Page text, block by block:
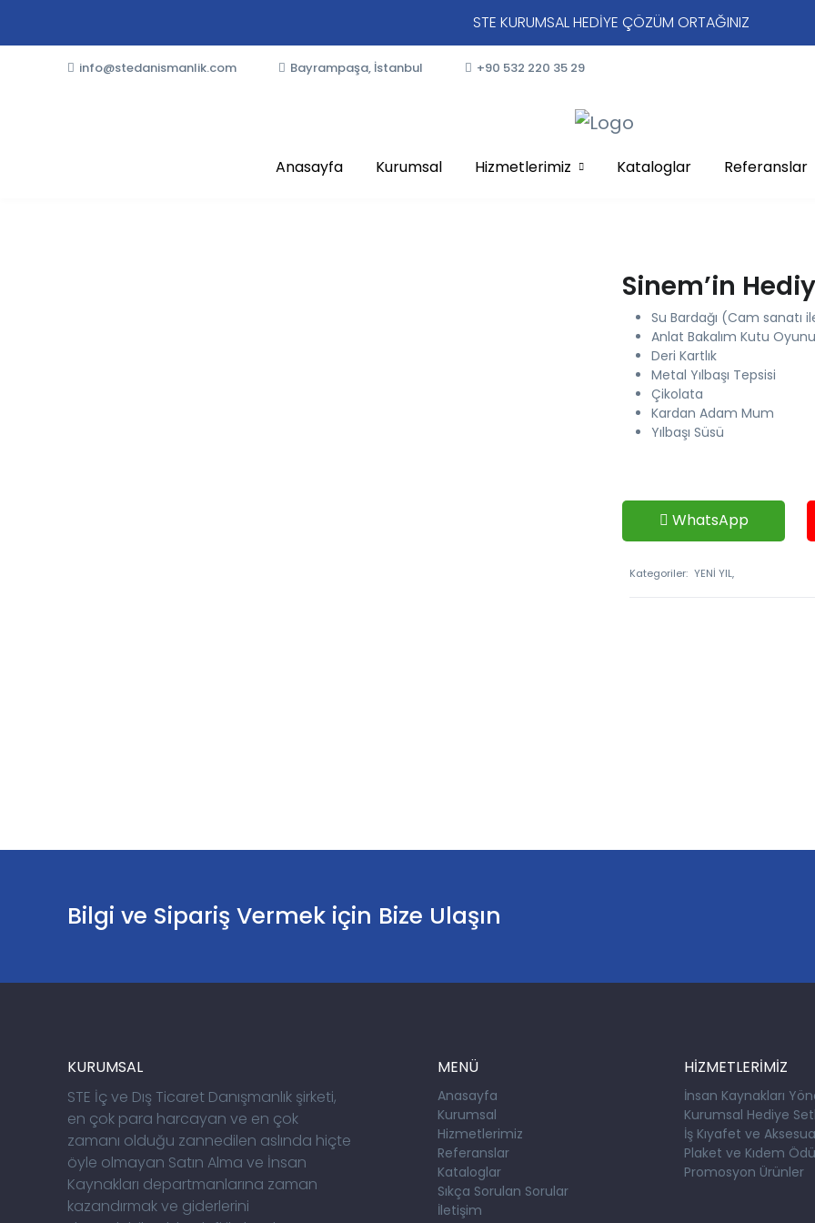
STE KURUMSAL HEDİYE ÇÖZÜM ORTAĞINIZ
info@stedanismanlik.com Bayrampaşa, İstanbul +90 532 220 35 29
Anasayfa Kurumsal Hizmetlerimiz Kataloglar Referanslar
Sinem’in
Su Bardağı (Cam sanatı
Anlat Bakalım Kutu Oyunu
Deri Kartlık
Metal Yılbaşı Tepsisi
Çikolata
Kardan Adam Mum
Yılbaşı Süsü
WhatsApp
Kategoriler: YENİ YIL,
Bilgi ve Sipariş Vermek için Bize Ulaşın
KURUMSAL
STE İç ve Dış Ticaret Danışmanlık şirketi,
en çok para harcayan ve en çok
zamanı olduğu zannedilen aslında hiçte
öyle olmayan Satın Alma ve İnsan
Kaynakları departmanlarına zaman
kazandırmak ve giderlerini
MENÜ
Anasayfa
Kurumsal
Hizmetlerimiz
Referanslar
Kataloglar
Sıkça Sorulan Sorular
İletişim
HİZMETLERİMİZ
İnsan Kaynakları
Kurumsal Hediye
İş Kıyafet ve
Plaket ve Kıdem
Promosyon Ürünler